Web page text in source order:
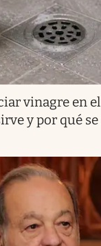
vinagre en
y por qué